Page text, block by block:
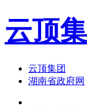
云顶
云顶集团
湖南省政府网